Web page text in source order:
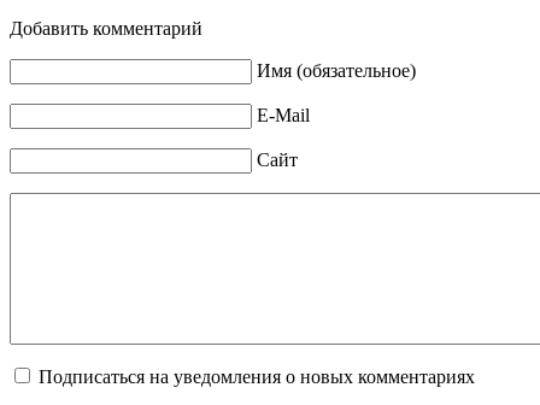
Добавить комментарий
Имя (обязательное)
E-Mail
Сайт
Подписаться на уведомления о новых комментариях